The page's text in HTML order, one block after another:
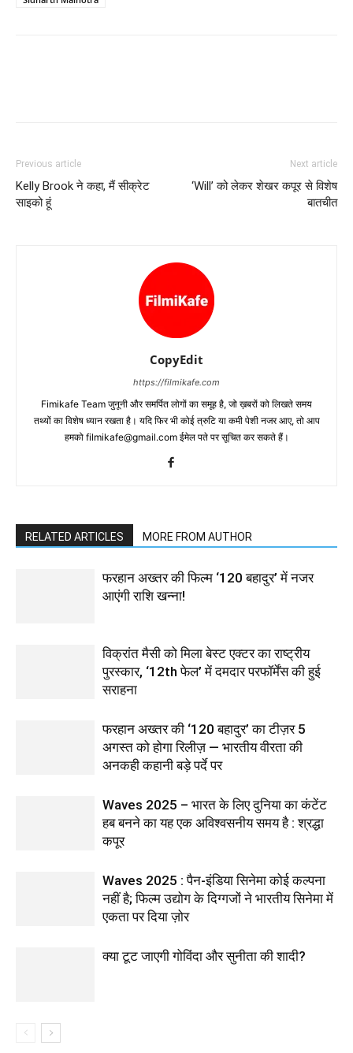
Previous article
Kelly Brook ने कहा, मैं सीक्रेट
साइको हूं
Next article
‘Will’ को लेकर शेखर कपूर से विशेष
बातचीत
CopyEdit
https://filmikafe.com
Fimikafe Team जुनूनी और समर्पित लोगों का समूह है, जो ख़बरों को लिखते समय
तथ्‍यों का विशेष ध्‍यान रखता है। यदि फिर भी कोई त्रुटि या कमी पेशी नजर आए, तो आप
हमको filmikafe@gmail.com ईमेल पते पर सूचित कर सकते हैं।
RELATED ARTICLES MORE FROM AUTHOR
फरहान अख्तर की फिल्म ‘120 बहादुर’ में नजर
आएंगी राशि खन्ना!
विक्रांत मैसी को मिला बेस्ट एक्टर का राष्ट्रीय
पुरस्कार, ‘12th फेल’ में दमदार परफॉर्मेंस की हुई
सराहना
फरहान अख्तर की ‘120 बहादुर’ का टीज़र 5
अगस्त को होगा रिलीज़ — भारतीय वीरता की
अनकही कहानी बड़े पर्दे पर
Waves 2025 – भारत के लिए दुनिया का कंटेंट
हब बनने का यह एक अविश्वसनीय समय है : श्रद्धा
कपूर
Waves 2025 : पैन-इंडिया सिनेमा कोई कल्पना
नहीं है; फिल्म उद्योग के दिग्गजों ने भारतीय सिनेमा में
एकता पर दिया ज़ोर
क्या टूट जाएगी गोविंदा और सुनीता की शादी?